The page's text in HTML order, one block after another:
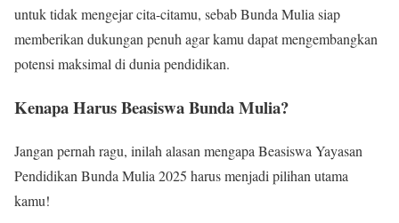
untuk tidak mengejar cita-citamu, sebab Bunda Mulia siap
memberikan dukungan penuh agar kamu dapat mengembangkan
potensi maksimal di dunia pendidikan.
Kenapa Harus Beasiswa Bunda Mulia?
Jangan pernah ragu, inilah alasan mengapa Beasiswa Yayasan
Pendidikan Bunda Mulia 2025 harus menjadi pilihan utama
kamu!